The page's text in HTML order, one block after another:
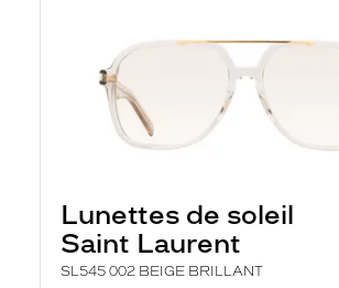
Lunettes de soleil
Saint Laurent
SL545 002 BEIGE BRILLANT